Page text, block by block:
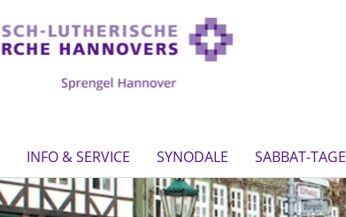
INFO & SERVICE SYNODALE SABBAT-TAGE